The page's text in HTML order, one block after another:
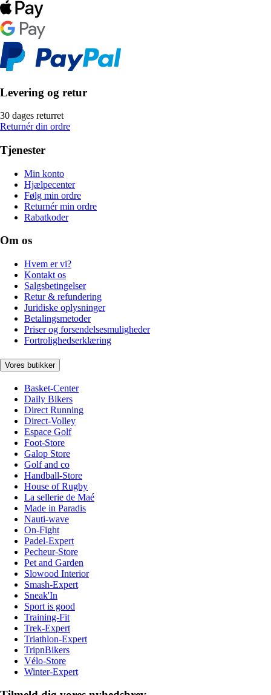
Levering og retur
30 dages returret
Returnér din ordre
Tjenester
Min konto
Hjælpecenter
Følg min ordre
Returnér min ordre
Rabatkoder
Om os
Hvem er vi?
Kontakt os
Salgsbetingelser
Retur & refundering
Juridiske oplysninger
Betalingsmetoder
Priser og forsendelsesmuligheder
Fortrolighedserklæring
Vores butikker
Basket-Center
Daily Bikers
Direct Running
Direct-Volley
Espace Golf
Foot-Store
Galop Store
Golf and co
Handball-Store
House of Rugby
La sellerie de Maé
Made in Paradis
Nauti-wave
On-Fight
Padel-Expert
Pecheur-Store
Pet and Garden
Slowood Interior
Smash-Expert
Sneak'In
Sport is good
Training-Fit
Trek-Expert
Triathlon-Expert
TripnBikers
Vélo-Store
Winter-Expert